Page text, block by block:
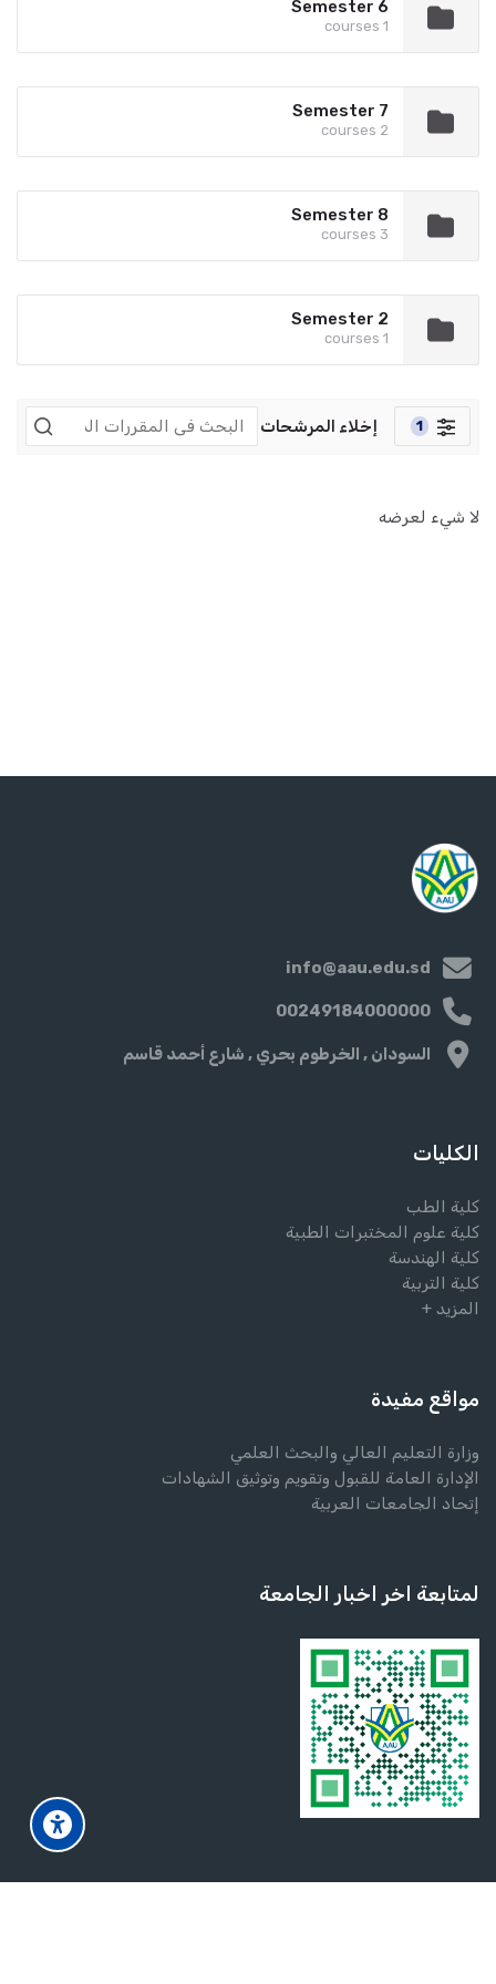
Semester 6
1 courses
Semester 7
2 courses
Semester 8
3 courses
Semester 2
1 courses
المنقحات
1 إخلاء المرشحات
لا شيء لعرضه
info@aau.edu.sd
00249184000000
السودان , الخرطوم بحري , شارع أحمد قاسم
الكليات
كلية الطب
كلية علوم المختبرات الطبية
كلية الهندسة
كلية التربية
المزيد +
مواقع مفيدة
وزارة التعليم العالي والبحث العلمي
الإدارة العامة للقبول وتقويم وتوثيق الشهادات
إتحاد الجامعات العربية
لمتابعة اخر اخبار الجامعة